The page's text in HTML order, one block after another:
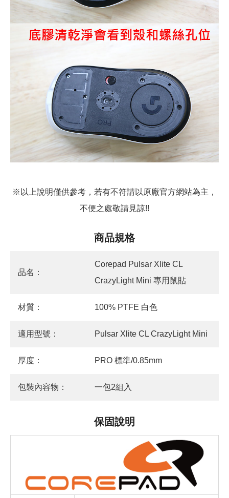
※以上說明僅供參考，若有不符請以原廠官方網站為主，
不便之處敬請見諒!!
商品規格
品名：
Corepad Pulsar Xlite CL
CrazyLight Mini 專用鼠貼
材質： 100% PTFE 白色
適用型號： Pulsar Xlite CL CrazyLight Mini
厚度： PRO 標準/0.85mm
包裝內容物： 一包2組入
保固說明